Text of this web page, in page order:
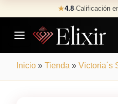
to
content
★4.8·Calificación
Inicio » Tienda » Victoria´s